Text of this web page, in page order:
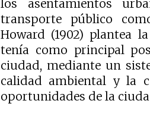
los asentamientos
transporte público
Howard (1902) plantea
tenía como principal
ciudad, mediante un
calidad ambiental y la
oportunidades de la